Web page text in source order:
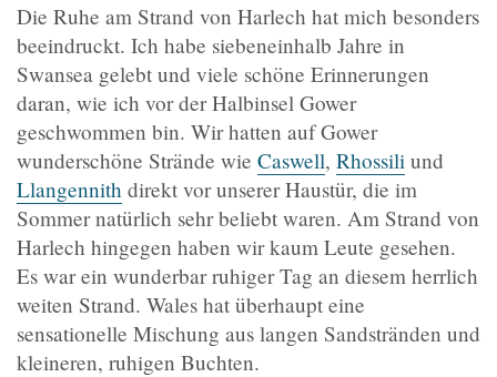
Die Ruhe am Strand von Harlech hat mich besonders
beeindruckt. Ich habe siebeneinhalb Jahre in
Swansea gelebt und viele schöne Erinnerungen
daran, wie ich vor der Halbinsel Gower
geschwommen bin. Wir hatten auf Gower
wunderschöne Strände wie Caswell, Rhossili und
Llangennith direkt vor unserer Haustür, die im
Sommer natürlich sehr beliebt waren. Am Strand von
Harlech hingegen haben wir kaum Leute gesehen.
Es war ein wunderbar ruhiger Tag an diesem herrlich
weiten Strand. Wales hat überhaupt eine
sensationelle Mischung aus langen Sandstränden und
kleineren, ruhigen Buchten.